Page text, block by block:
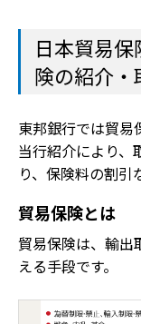
日本貿易
険の紹介・
東邦銀行では貿易
当行紹介により、
り、保険料の割引
貿易保険とは
貿易保険は、輸出
える手段です。